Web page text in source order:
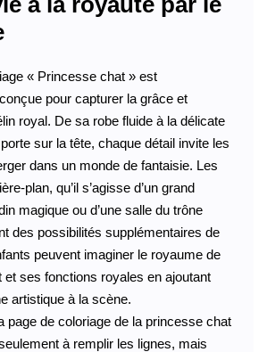
« Princesse chat » est
pour capturer la grâce et
royal. De sa robe fluide à la délicate
sur la tête, chaque détail invite les
dans un monde de fantaisie. Les
plan, qu’il s’agisse d’un grand
magique ou d’une salle du trône
des possibilités supplémentaires de
peuvent imaginer le royaume de
et ses fonctions royales en ajoutant
artistique à la scène.
page de coloriage de la princesse chat
à remplir les lignes, mais